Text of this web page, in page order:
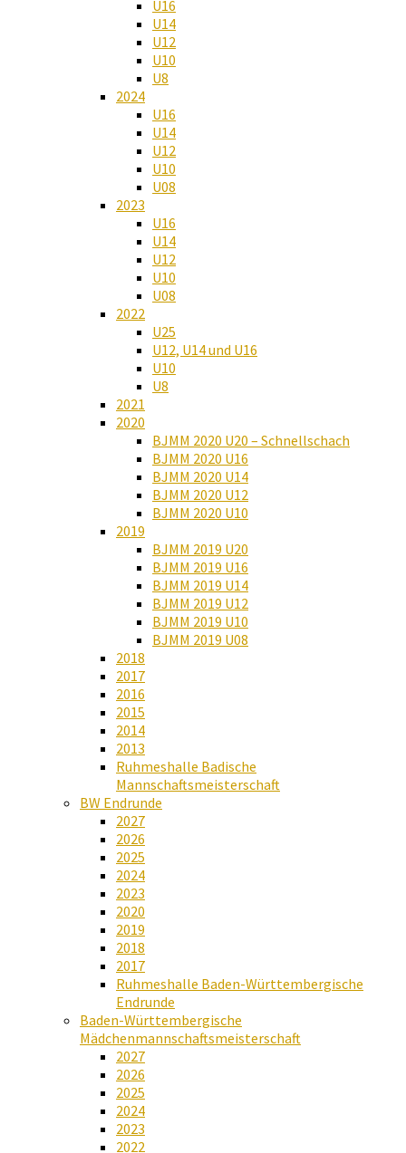
U16
U14
U12
U10
U8
2024
U16
U14
U12
U10
U08
2023
U16
U14
U12
U10
U08
2022
U25
U12, U14 und U16
U10
U8
2021
2020
BJMM 2020 U20 – Schnellschach
BJMM 2020 U16
BJMM 2020 U14
BJMM 2020 U12
BJMM 2020 U10
2019
BJMM 2019 U20
BJMM 2019 U16
BJMM 2019 U14
BJMM 2019 U12
BJMM 2019 U10
BJMM 2019 U08
2018
2017
2016
2015
2014
2013
Ruhmeshalle Badische
Mannschaftsmeisterschaft
BW Endrunde
2027
2026
2025
2024
2023
2020
2019
2018
2017
Ruhmeshalle Baden-Württembergische
Endrunde
Baden-Württembergische
Mädchenmannschaftsmeisterschaft
2027
2026
2025
2024
2023
2022